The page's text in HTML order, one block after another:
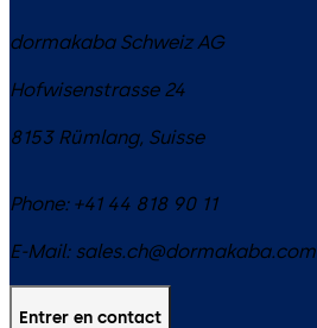
dormakaba Schweiz AG
Hofwisenstrasse 24
8153 Rümlang, Suisse
Phone: +41 44 818 90 11
E-Mail: sales.ch@dormakaba.com
Entrer en contact